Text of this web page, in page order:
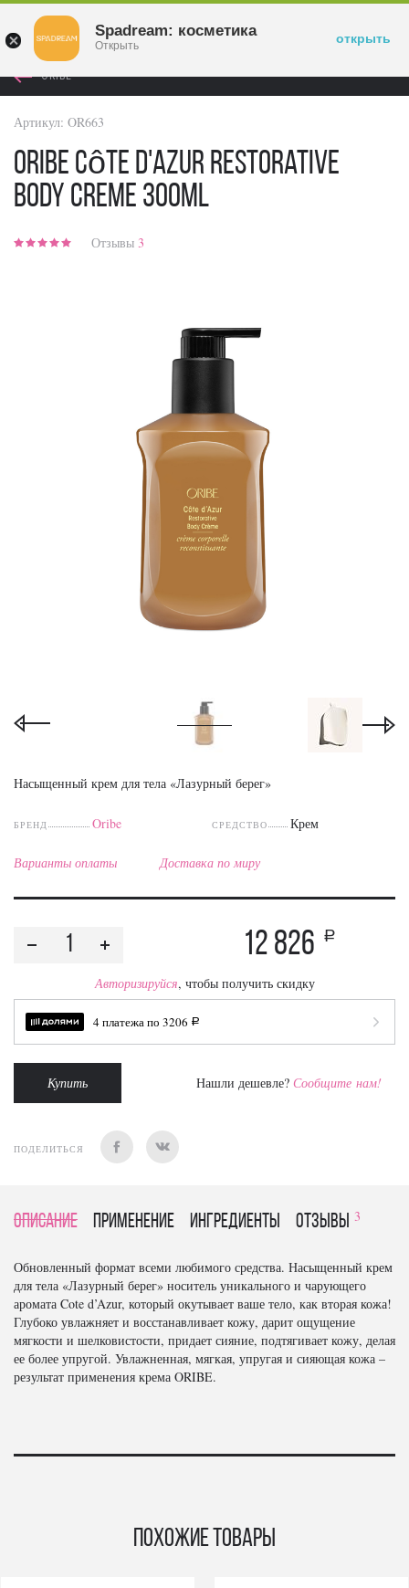
ORIBE
Артикул: OR663
Oribe Côte d'Azur Restorative
Body Creme 300ml
Отзывы 3
Насыщенный крем для тела «Лазурный берег»
БРЕНД Oribe СРЕДСТВО Крем
Варианты оплаты Доставка по миру
12 826 a
Авторизируйся, чтобы получить скидку
4 платежа по 3206 a
Купить Нашли дешевле? Сообщите нам!
ПОДЕЛИТЬСЯ
Описание Применение Ингредиенты отзывы 3
Обновленный формат всеми любимого средства. Насыщенный крем
для тела «Лазурный берег» носитель уникального и чарующего
аромата Cote d’Azur, который окутывает ваше тело, как вторая кожа!
Глубоко увлажняет и восстанавливает кожу, дарит ощущение
мягкости и шелковистости, придает сияние, подтягивает кожу, делая
ее более упругой. Увлажненная, мягкая, упругая и сияющая кожа –
результат применения крема ORIBE.
Похожие товары
Spadream: косметика
Открыть открыть